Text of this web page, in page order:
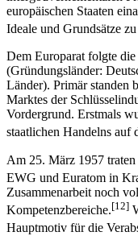
europäischen Staaten
Ideale und Grundsätze
Dem Europarat folgte
(Gründungsländer:
Länder). Primär standen
Marktes der
Vordergrund. Erstmals
staatlichen Handelns auf
Am 25. März 1957
EWG und Euratom in
Zusammenarbeit noch
Kompetenzbereiche.[12]
Hauptmotiv für die